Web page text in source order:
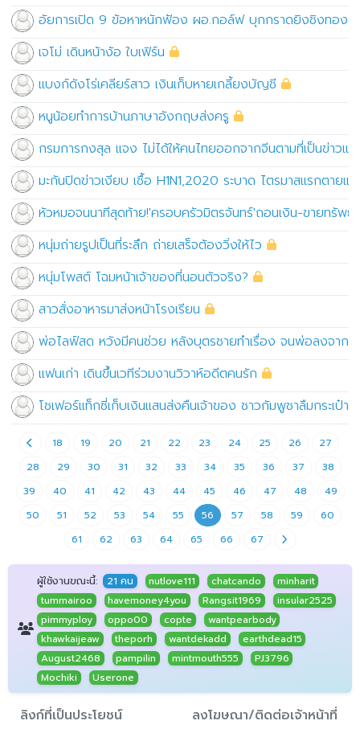
อัยการเปิด 9 ข้อหาหนักฟ้อง ผอ.กอล์ฟ บุกกราดยิงชิงทองล
เจโม่ เดินหน้าง้อ ใบเฟิร์น
แบงก์ดังโร่เคลียร์สาว เงินเก็บหายเกลี้ยงบัญชี
หนูน้อยทำการบ้านภาษาอังกฤษส่งครู
กรมการกงสุล แจง ไม่ได้ให้คนไทยออกจากจีนตามที่เป็นข่าวแ
มะกันปิดข่าวเงียบ เชื้อ H1N1,2020 ระบาด ไตรมาสแรกตาย
หัวหมอจนนาทีสุดท้าย!'ครอบครัวมิตรจันทร์'ถอนเงิน-ขายทรัพ
หนุ่มถ่ายรูปเป็นที่ระลึก ถ่ายเสร็จต้องวิ่งให้ไว
หนุ่มโพสต์ โฉมหน้าเจ้าของที่นอนตัวจริง?
สาวสั่งอาหารมาส่งหน้าโรงเรียน
พ่อไลฟ์สด หวังมีคนช่วย หลังบุตรชายทำเรื่อง จนพ่อลงจากเ
แฟนเก่า เดินขึ้นเวทีร่วมงานวิวาห์อดีตคนรัก
โชเฟอร์แท็กซี่เก็บเงินแสนส่งคืนเจ้าของ ชาวกัมพูชาลืมกระเป๋า
18 19 20 21 22 23 24 25 26
27
28
29 30 31 32 33 34 35 36 37
38
39
40 41 42 43 44 45 46 47 48
49
50
51 52 53 54 55 56 57 58 59
60
61
62 63 64 65 66 67
ผู้ใช้งานขณะนี้: 21 คน nutlove111 chatcando
minharit
tummairoo
havemoney4you Rangsit1969
insular2525
pimmyploy
oppo00 copte
wantpearbody
khawkaijeaw
theporh wantdekadd
earthdead15
August2468
pampilin mintmouth555
PJ3796
Mochiki
Userone
ลิงก์ที่เป็นประโยชน์ ลงโฆษณา/ติดต่อเจ้าหน้าที่